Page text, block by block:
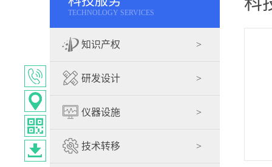
TECHNOLOGY SERVICES
知识产权 >
> 科技创新基金
>
> 软件著作权
研发设计 >
仪器设施 >
技术转移 >